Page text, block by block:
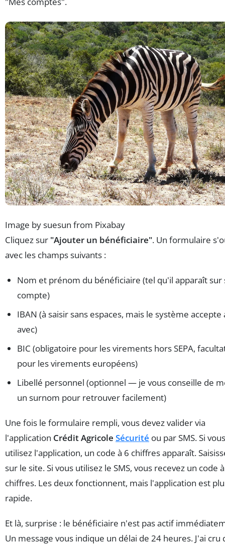
Image by suesun from Pixabay
Cliquez sur "Ajouter un bénéficiaire". Un formulaire
avec les champs suivants :
Nom et prénom du bénéficiaire (tel qu'il apparaît sur
compte)
IBAN (à saisir sans espaces, mais le système accepte
avec)
BIC (obligatoire pour les virements hors SEPA,
pour les virements européens)
Libellé personnel (optionnel — je vous conseille de
un surnom pour retrouver facilement)
Une fois le formulaire rempli, vous devez valider via
l'application Crédit Agricole Sécurité ou par SMS. Si vous
utilisez l'application, un code à 6 chiffres apparaît.
sur le site. Si vous utilisez le SMS, vous recevez un code
chiffres. Les deux fonctionnent, mais l'application est
rapide.
Et là, surprise : le bénéficiaire n'est pas actif
Un message vous indique un délai de 24 heures. J'ai cru